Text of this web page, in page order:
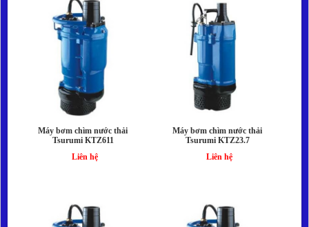
Máy bơm chìm nước thải
Tsurumi KTZ611
Liên hệ
Máy bơm chìm nước thải
Tsurumi KTZ23.7
Liên hệ